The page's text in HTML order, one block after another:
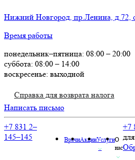
Нижний Новгород, пр.Ленина, д.72,
Время работы
понедельник–пятница: 08:00 – 20:00
суббота: 08:00 – 14:00
воскресенье: выходной
Справка для возврата налога
Написать письмо
+7 831 2–
145–145
ВрачиАкцииУслуги
⌵
О
нас
⌵
+7